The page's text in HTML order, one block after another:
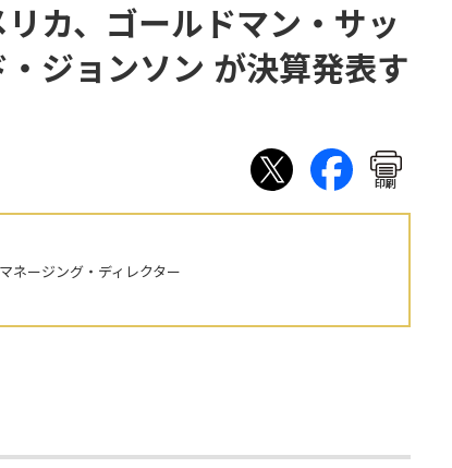
カ、ゴールドマン・サッ
ジョンソン が決算発表す
印刷
ネージング・ディレクター